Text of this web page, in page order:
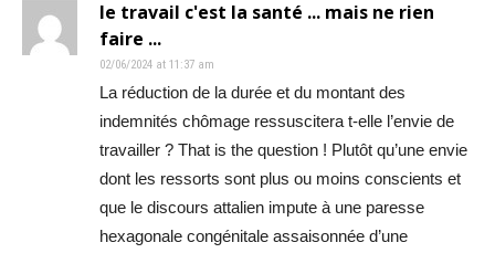
le travail c'est la santé ... mais ne rien
faire ...
02/06/2024 at 11:37 am
La réduction de la durée et du montant des
indemnités chômage ressuscitera t-elle l’envie de
travailler ? That is the question ! Plutôt qu’une envie
dont les ressorts sont plus ou moins conscients et
que le discours attalien impute à une paresse
hexagonale congénitale assaisonnée d’une